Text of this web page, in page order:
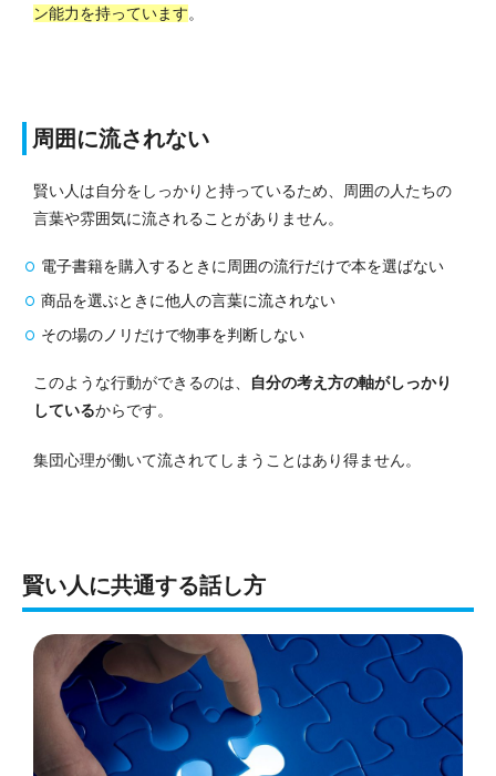
ン能力を持っています。
周囲に流されない
賢い人は自分をしっかりと持っているため、周囲の人たちの
言葉や雰囲気に流されることがありません。
電子書籍を購入するときに周囲の流行だけで本を選ばない
商品を選ぶときに他人の言葉に流されない
その場のノリだけで物事を判断しない
このような行動ができるのは、
自分の考え方の軸がしっかり
しているからです。
集団心理が働いて流されてしまうことはあり得ません。
賢い人に共通する話し方